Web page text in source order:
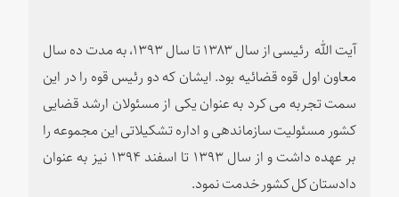
آیت الله رئیسی از سال ۱۳۸۳ تا سال ۱۳۹۳، به مدت ده سال
معاون اول قوه قضائیه بود. ایشان که دو رئیس قوه را در این
سمت تجربه می کرد به عنوان یکی از مسئولان ارشد قضایی
کشور مسئولیت سازماندهی و اداره تشکیلاتی این مجموعه را
بر عهده داشت و از سال ۱۳۹۳ تا اسفند ۱۳۹۴ نیز به عنوان
دادستان کل کشور خدمت نمود.